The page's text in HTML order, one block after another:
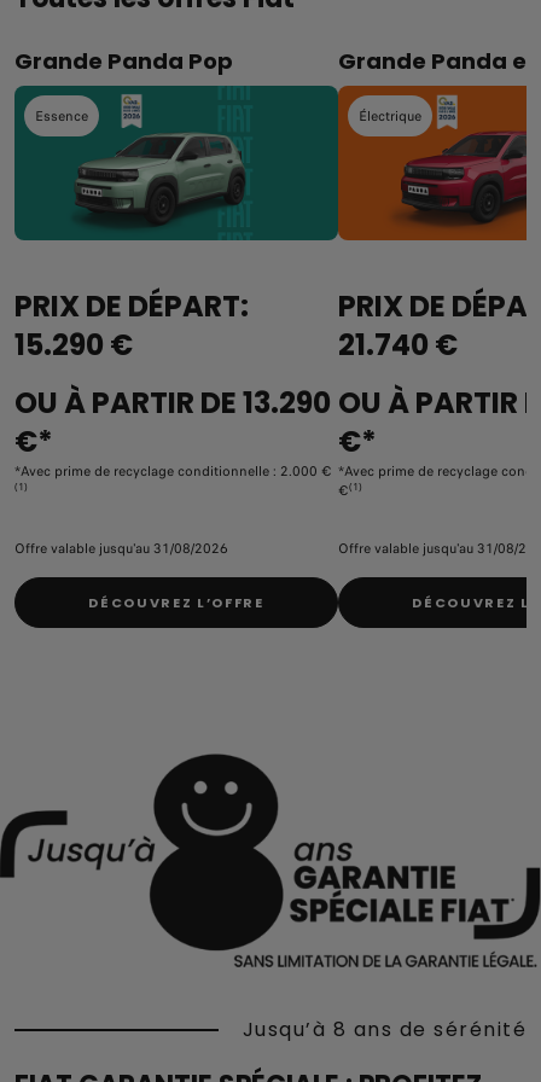
Grande Panda Pop
Essence
PRIX DE DÉPART:
15.290 €
OU À PARTIR DE 13.290
€*
*Avec prime de recyclage conditionnelle : 2.000 €
(1)
Offre valable jusqu'au 31/08/2026
DÉCOUVREZ L’OFFRE
Grande Panda
Électrique
PRIX DE
21.740 €
OU À PARTIR
€*
*Avec prime de recyclage
€(1)
Offre valable jusqu'au 31/08/
DÉCOUVREZ
Jusqu’à 8 ans de sérénité